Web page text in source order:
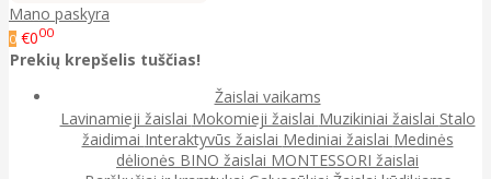
Mano paskyra
0 €000
Prekių krepšelis tuščias!
Žaislai vaikams
Lavinamieji žaislai Mokomieji žaislai Muzikiniai žaislai Stalo
žaidimai Interaktyvūs žaislai Mediniai žaislai Medinės
dėlionės BINO žaislai MONTESSORI žaislai